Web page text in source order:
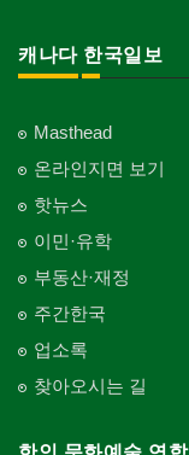
캐나다 한국일보
Masthead
온라인지면 보기
핫뉴스
이민·유학
부동산·재정
주간한국
업소록
찾아오시는 길